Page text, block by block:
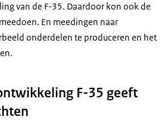
van de F-35. Daardoor kon ook de
En meedingen naar
onderdelen te produceren en het
F-35 geeft